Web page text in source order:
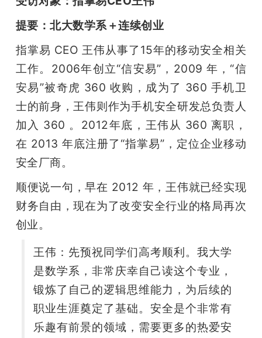
提要：北大数学系＋连续创业
指掌易 CEO 王伟从事了15年的移动安全相关
工作。2006年创立“信安易”，2009 年，“信
安易”被奇虎 360 收购，成为了 360 手机卫
士的前身，王伟则作为手机安全研发总负责人
加入 360 。2012年底，王伟从 360 离职，
在 2013 年底注册了“指掌易”，定位企业移动
安全厂商。
顺便说一句，早在 2012 年，王伟就已经实现
财务自由，现在为了改变安全行业的格局再次
创业。
王伟：先预祝同学们高考顺利。我大学
是数学系，非常庆幸自己读这个专业，
锻炼了自己的逻辑思维能力，为后续的
职业生涯奠定了基础。安全是个非常有
乐趣有前景的领域，需要更多的热爱安